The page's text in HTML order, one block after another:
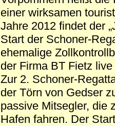
einer wirksamen
Jahre 2012 findet der
Start der Schoner-
ehemalige
der Firma BT Fietz
Zur 2. Schoner-
der Törn von Gedser
passive Mitsegler, die
Hafen fahren. Der